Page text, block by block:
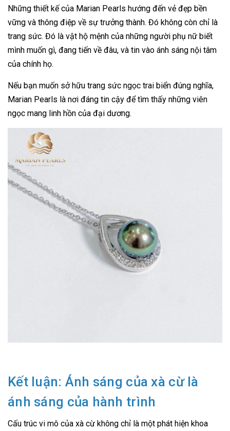
Những thiết kế của Marian Pearls hướng đến vẻ đẹp bền
vững và thông điệp về sự trưởng thành. Đó không còn chỉ là
trang sức. Đó là vật hộ mệnh của những người phụ nữ biết
mình muốn gì, đang tiến về đâu, và tin vào ánh sáng nội tâm
của chính họ.
Nếu bạn muốn sở hữu trang sức ngọc trai biển đúng nghĩa,
Marian Pearls là nơi đáng tin cậy để tìm thấy những viên
ngọc mang linh hồn của đại dương.
Kết luận: Ánh sáng của xà cừ là
ánh sáng của hành trình
Cấu trúc vi mô của xà cừ không chỉ là một phát hiện khoa